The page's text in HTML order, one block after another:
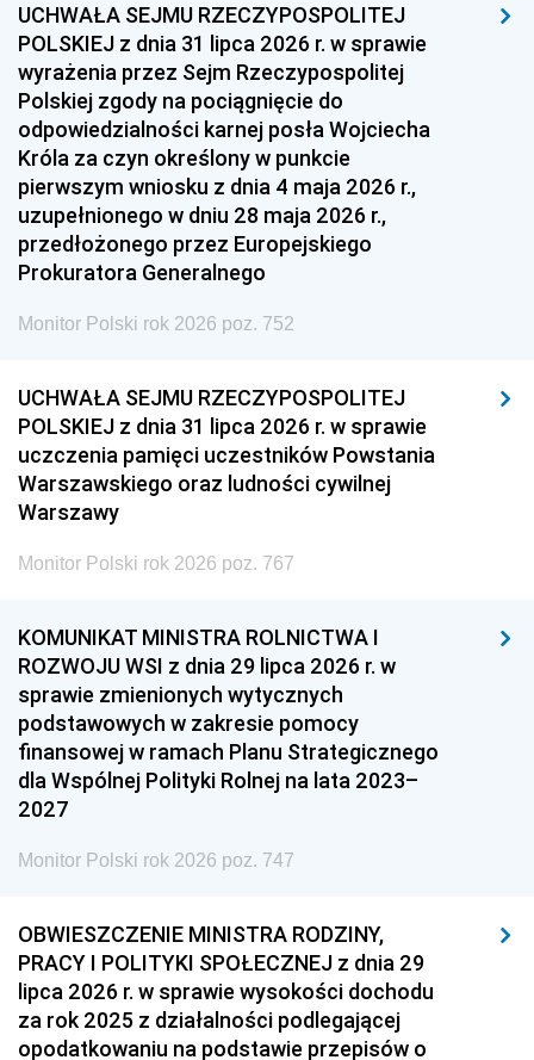
UCHWAŁA SEJMU RZECZYPOSPOLITEJ
POLSKIEJ z dnia 31 lipca 2026 r. w sprawie
wyrażenia przez Sejm Rzeczypospolitej
Polskiej zgody na pociągnięcie do
odpowiedzialności karnej posła Wojciecha
Króla za czyn określony w punkcie
pierwszym wniosku z dnia 4 maja 2026 r.,
uzupełnionego w dniu 28 maja 2026 r.,
przedłożonego przez Europejskiego
Prokuratora Generalnego
Monitor Polski rok 2026 poz. 752
UCHWAŁA SEJMU RZECZYPOSPOLITEJ
POLSKIEJ z dnia 31 lipca 2026 r. w sprawie
uczczenia pamięci uczestników Powstania
Warszawskiego oraz ludności cywilnej
Warszawy
Monitor Polski rok 2026 poz. 767
KOMUNIKAT MINISTRA ROLNICTWA I
ROZWOJU WSI z dnia 29 lipca 2026 r. w
sprawie zmienionych wytycznych
podstawowych w zakresie pomocy
finansowej w ramach Planu Strategicznego
dla Wspólnej Polityki Rolnej na lata 2023–
2027
Monitor Polski rok 2026 poz. 747
OBWIESZCZENIE MINISTRA RODZINY,
PRACY I POLITYKI SPOŁECZNEJ z dnia 29
lipca 2026 r. w sprawie wysokości dochodu
za rok 2025 z działalności podlegającej
opodatkowaniu na podstawie przepisów o